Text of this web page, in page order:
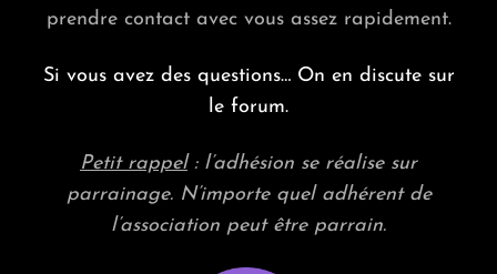
prendre contact avec vous assez rapidement.
Si vous avez des questions… On en discute sur
le forum.
Petit rappel: l’adhésion se réalise sur
parrainage. N’importe quel adhérent de
l’association peut être parrain.